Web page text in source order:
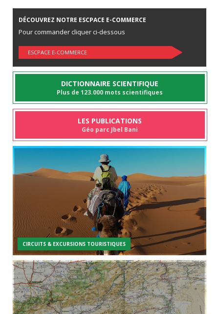
DÉCOUVREZ NOTRE ESCPACE E-COMMERCE
Pour commander cliquer ci-dessous
ESCPACE E-COMMERCE
DICTIONNAIRE SCIENTIFIQUE
Plus de 123.000 mots scientifiques
LES PUBLICATIONS
Géo parc Jbel Bani
CIRCUITS & EXCURSIONS TOURISTIQUES